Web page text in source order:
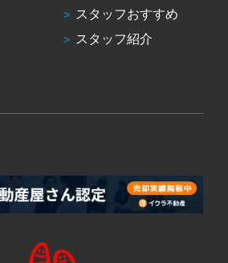
スタッフおすすめ
スタッフ紹介